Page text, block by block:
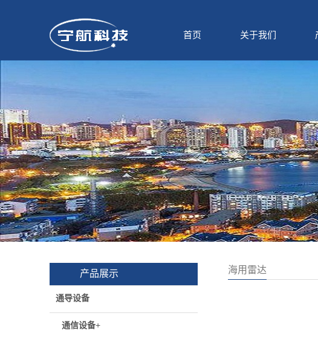
首页 关于我们
产品展示
通导设备
通信设备+
海用雷达